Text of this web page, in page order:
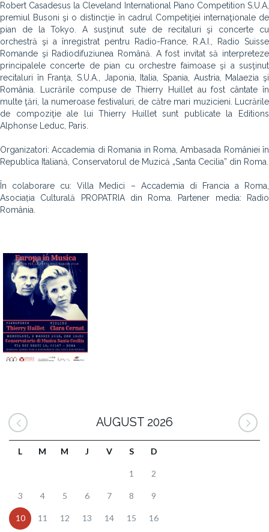
Robert Casadesus la Cleveland International Piano Competition S.U.A,
premiul Busoni şi o distincţie în cadrul Competiţiei internaţionale de
pian de la Tokyo. A susţinut sute de recitaluri şi concerte cu
orchestră şi a înregistrat pentru Radio-France, R.A.I., Radio Suisse
Romande şi Radiodifuziunea Română. A fost invitat să interpreteze
principalele concerte de pian cu orchestre faimoase şi a susţinut
recitaluri în Franţa, S.U.A., Japonia, Italia, Spania, Austria, Malaezia şi
România. Lucrările compuse de Thierry Huillet au fost cântate în
multe ţări, la numeroase festivaluri, de către mari muzicieni. Lucrările
de compoziţie ale lui Thierry Huillet sunt publicate la Editions
Alphonse Leduc, Paris.
Organizatori: Accademia di Romania in Roma, Ambasada României în
Republica Italiană, Conservatorul de Muzică „Santa Cecilia” din Roma.
În colaborare cu: Villa Medici – Accademia di Francia a Roma,
Asociația Culturală PROPATRIA din Roma. Partener media: Radio
România.
AUGUST 2026
L M M J V S D
1 2
3 4 5 6 7 8 9
10 11 12 13 14 15 16